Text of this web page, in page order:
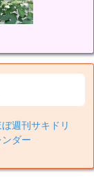
週刊サキドリ
ダー